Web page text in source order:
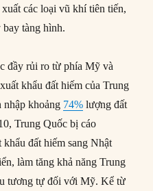
các loại vũ khí tiên tiến,
bay tàng hình.
đầy rủi ro từ phía Mỹ và
khẩu đất hiếm của Trung
nhập khoảng 74% lượng đất
Trung Quốc bị cáo
khẩu đất hiếm sang Nhật
làm tăng khả năng Trung
tương tự đối với Mỹ. Kể từ